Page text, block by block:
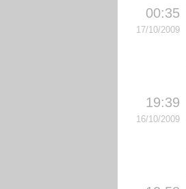
00:35
17/10/2009
19:39
16/10/2009